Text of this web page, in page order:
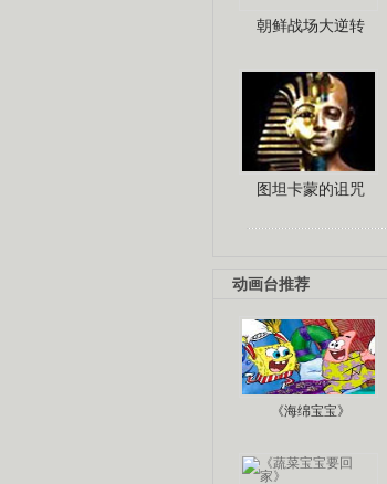
朝鲜战场大逆转
图坦卡蒙的诅咒
动画台推荐
《海绵宝宝》